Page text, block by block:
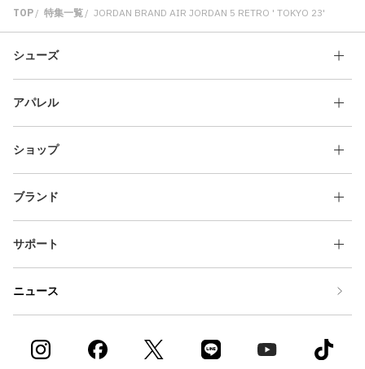
TOP 特集一覧 JORDAN BRAND AIR JORDAN 5 RETRO ' TOKYO 23'
シューズ
アパレル
ショップ
ブランド
サポート
ニュース